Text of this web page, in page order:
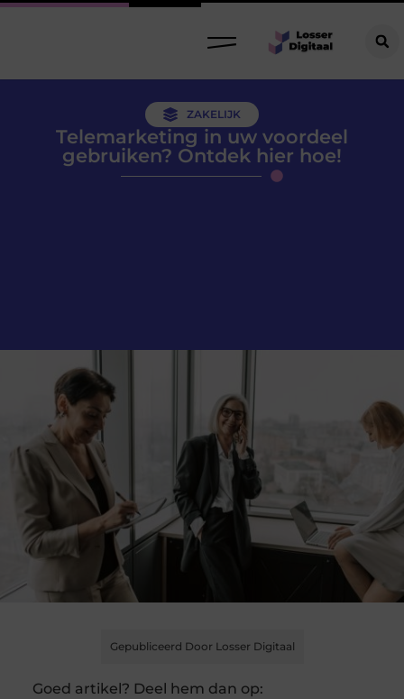
ZAKELIJK
Telemarketing in uw voordeel
gebruiken? Ontdek hier hoe!
Gepubliceerd Door Losser Digitaal
Goed artikel? Deel hem dan op: